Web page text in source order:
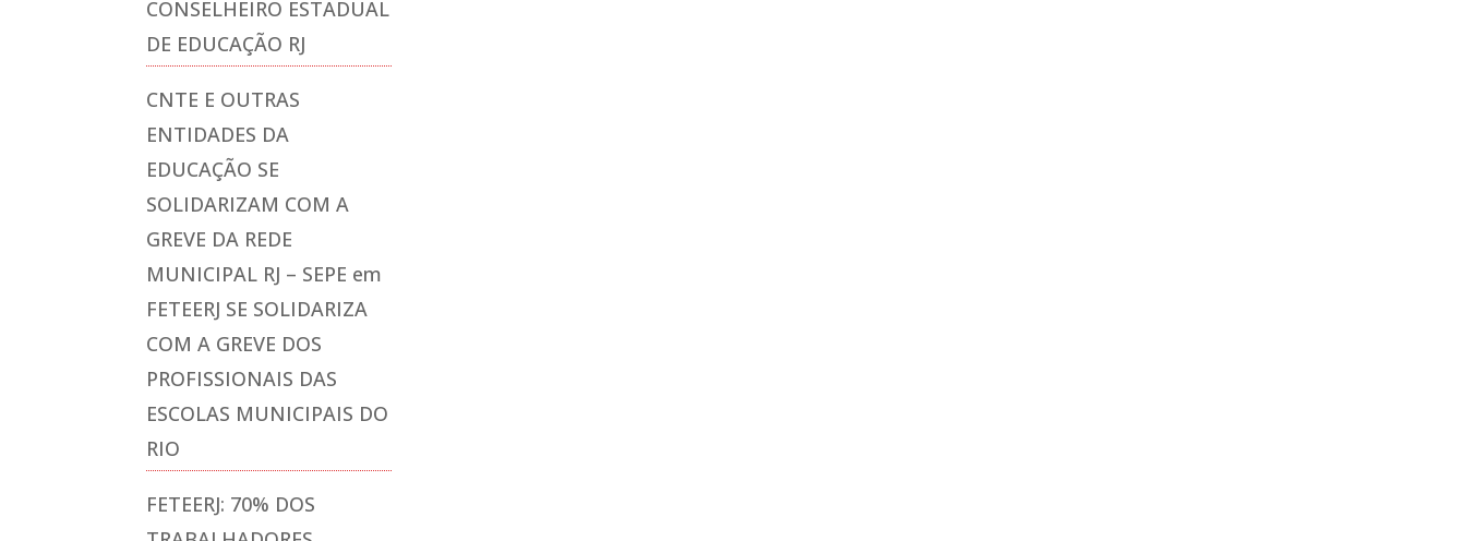
CONSELHEIRO ESTADUAL
DE EDUCAÇÃO RJ
CNTE E OUTRAS
ENTIDADES DA
EDUCAÇÃO SE
SOLIDARIZAM COM A
GREVE DA REDE
MUNICIPAL RJ – SEPE em
FETEERJ SE SOLIDARIZA
COM A GREVE DOS
PROFISSIONAIS DAS
ESCOLAS MUNICIPAIS DO
RIO
FETEERJ: 70% DOS